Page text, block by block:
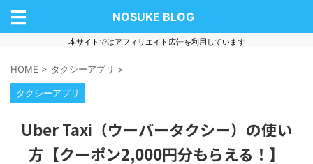
NOSUKE BLOG
本サイトではアフィリエイト広告を利用しています
HOME > タクシーアプリ >
タクシーアプリ
Uber Taxi（ウーバータクシー）の使い
方【クーポン2,000円分もらえる！】